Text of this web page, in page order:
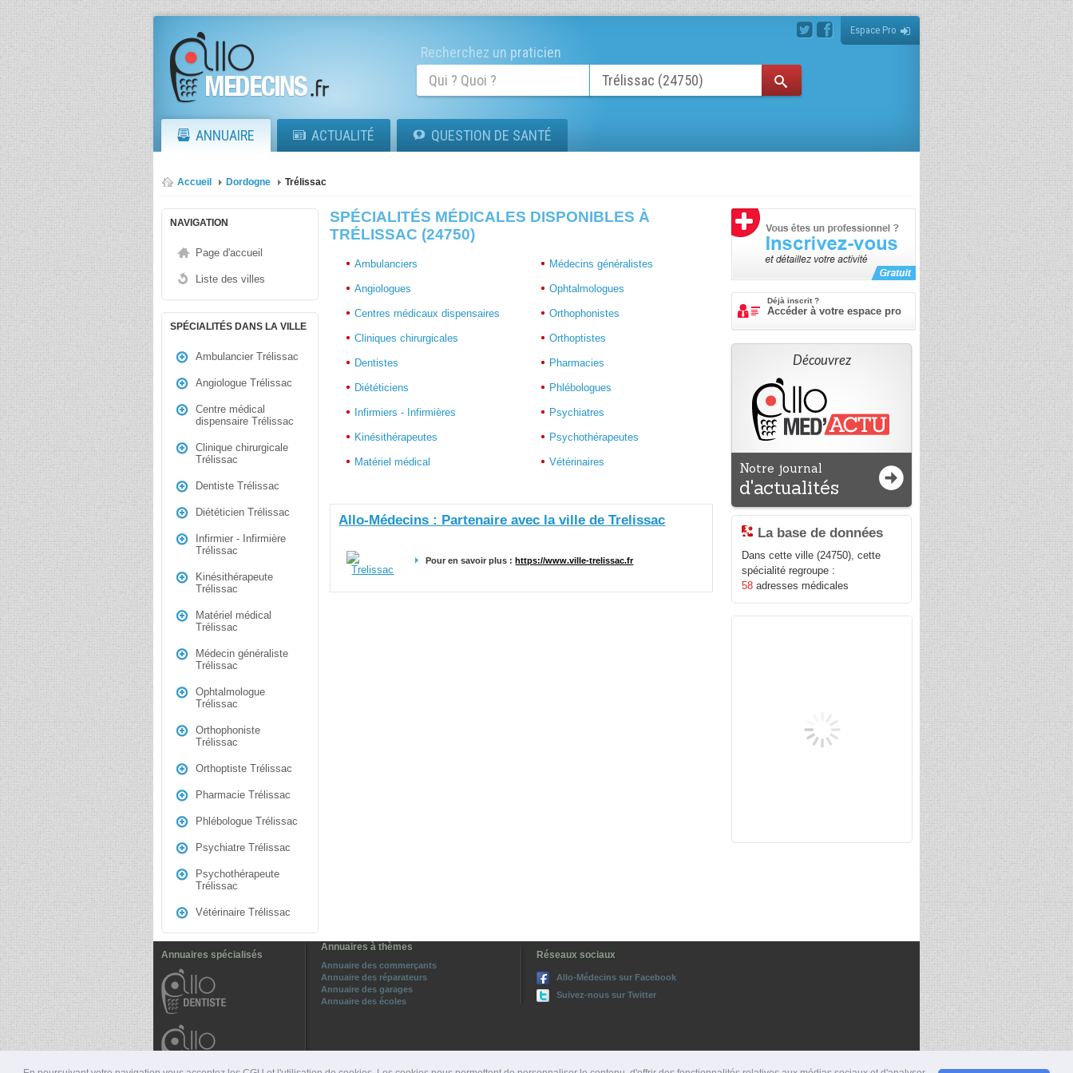
Espace Pro
Recherchez un praticien
ANNUAIRE ACTUALITÉ QUESTION DE SANTÉ
Accueil Dordogne Trélissac
NAVIGATION
Page d'accueil
Liste des villes
SPÉCIALITÉS DANS LA VILLE
Ambulancier Trélissac
Angiologue Trélissac
Centre médical
dispensaire Trélissac
Clinique chirurgicale
Trélissac
Dentiste Trélissac
Diététicien Trélissac
Infirmier - Infirmière
Trélissac
Kinésithérapeute
Trélissac
Matériel médical
Trélissac
Médecin généraliste
Trélissac
Ophtalmologue
Trélissac
Orthophoniste
Trélissac
Orthoptiste Trélissac
Pharmacie Trélissac
Phlébologue Trélissac
Psychiatre Trélissac
Psychothérapeute
Trélissac
Vétérinaire Trélissac
SPÉCIALITÉS MÉDICALES DISPONIBLES À
TRÉLISSAC (24750)
Ambulanciers
Angiologues
Centres médicaux dispensaires
Cliniques chirurgicales
Dentistes
Diététiciens
Infirmiers - Infirmières
Kinésithérapeutes
Matériel médical
Médecins généralistes
Ophtalmologues
Orthophonistes
Orthoptistes
Pharmacies
Phlébologues
Psychiatres
Psychothérapeutes
Vétérinaires
Allo-Médecins : Partenaire avec la ville de Trelissac
Pour en savoir plus :https://www.ville-trelissac.fr
Déjà inscrit ?
Accéder à votre espace pro
Découvrez
Notre journal
d'actualités
La base de données
Dans cette ville (24750), cette
spécialité regroupe :
58 adresses médicales
Annuaires spécialisés
Annuaires à thèmes
Annuaire des commerçants
Annuaire des réparateurs
Annuaire des garages
Annuaire des écoles
Réseaux sociaux
Allo-Médecins sur Facebook
Suivez-nous sur Twitter